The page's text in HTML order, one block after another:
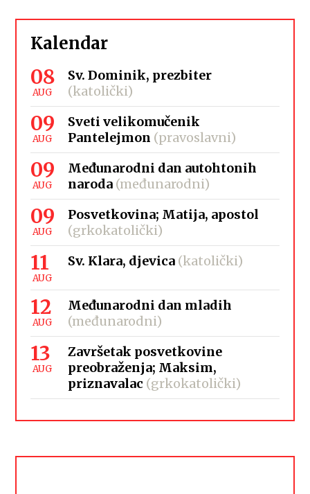
Kalendar
08
AUG
Sv. Dominik, prezbiter
(katolički)
09
AUG
Sveti velikomučenik
Pantelejmon (pravoslavni)
09
AUG
Međunarodni dan autohtonih
naroda (međunarodni)
09
AUG
Posvetkovina; Matija, apostol
(grkokatolički)
11
AUG
Sv. Klara, djevica (katolički)
12
AUG
Međunarodni dan mladih
(međunarodni)
13
AUG
Završetak posvetkovine
preobraženja; Maksim,
priznavalac (grkokatolički)